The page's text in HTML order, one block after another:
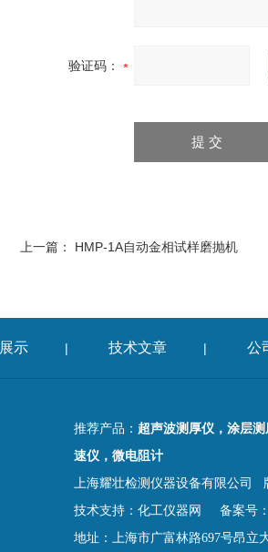
验证码：
上一篇： HMP-1A自动金相试样磨抛机
示 | 技术文章 | 公
推荐产品： 超声波测厚仪，涂层
速仪，微电阻计
上海耀壮检测仪器设备有限公
技术支持： 化工仪器网
备案号
地址：上海市广富林路697号昂立